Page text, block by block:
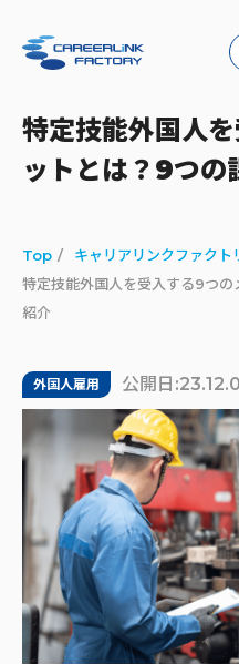
特定技能外国人
ットとは？9つの
Top
キャリアリンクファクト
特定技能外国人を受入する9つ
紹介
外国人雇用 公開日